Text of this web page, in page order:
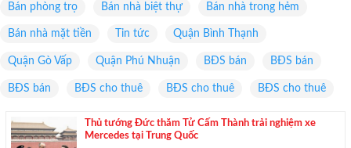
Bán phòng trọ Bán nhà biệt thự Bán nhà trong hẻm
Bán nhà mặt tiền Tin tức Quận Bình Thạnh
Quận Gò Vấp Quận Phú Nhuận BĐS bán BĐS bán
BĐS bán BĐS cho thuê BĐS cho thuê BĐS cho thuê
Thủ tướng Đức thăm Tử Cấm Thành trải nghiệm xe
Mercedes tại Trung Quốc